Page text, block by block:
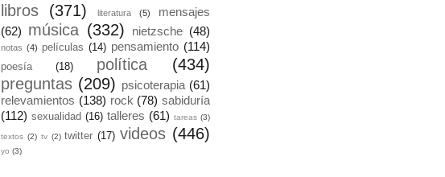
libros (371) literatura (5)
mensajes
(62) música (332) nietzsche (48)
notas (4) películas (14) pensamiento (114)
poesía (18) política
(434)
preguntas (209) psicoterapia (61)
relevamientos (138) rock (78) sabiduría
(112) sexualidad (16) talleres (61) tareas (3)
textos (2) tv (2) twitter (17) videos (446)
yo (3)